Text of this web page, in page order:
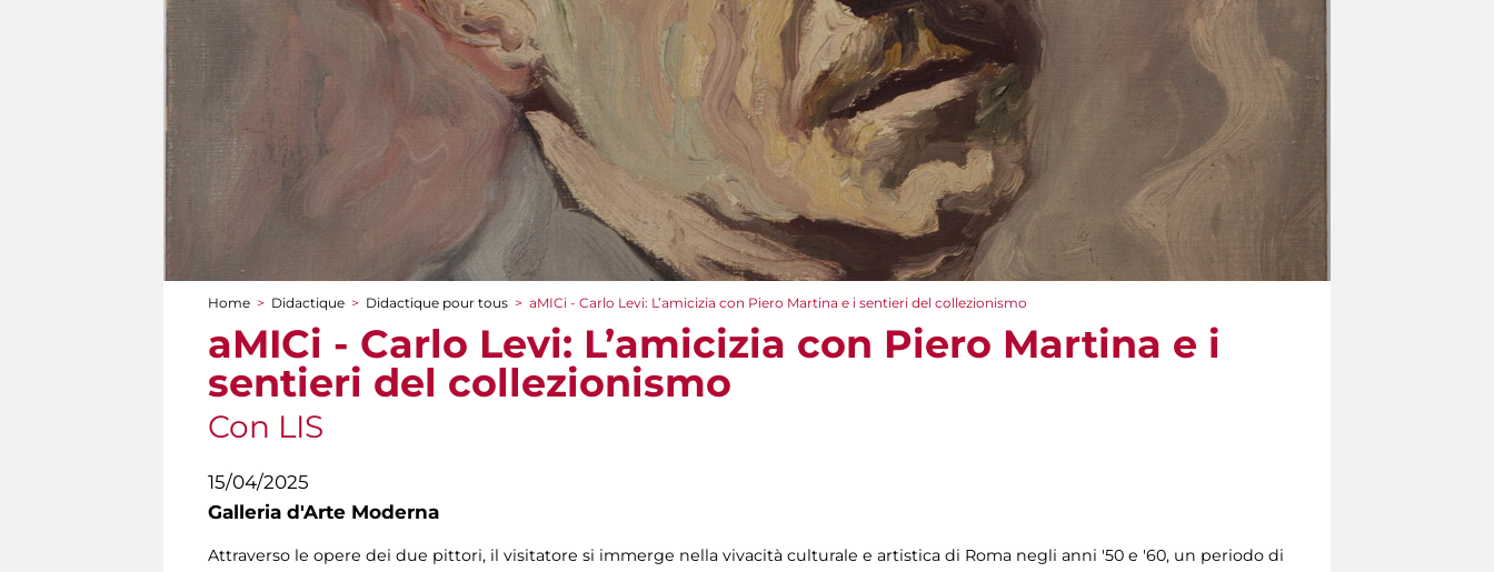
You are here
Home > Didactique > Didactique pour tous > aMICi - Carlo Levi: L’amicizia con Piero Martina e i sentieri del collezionismo
aMICi - Carlo Levi: L’amicizia con Piero Martina e i
sentieri del collezionismo
Con LIS
15/04/2025
Galleria d'Arte Moderna
Attraverso le opere dei due pittori, il visitatore si immerge nella vivacità culturale e artistica di Roma negli anni '50 e '60, un periodo di